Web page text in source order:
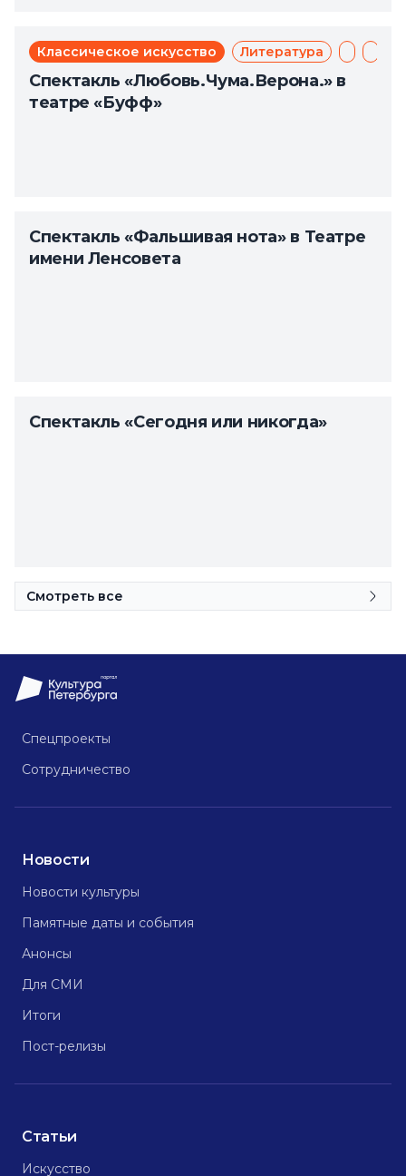
Классическое искусство Литература Мюзикл
Спектакль «Любовь.Чума.Верона.» в
театре «Буфф»
Спектакль «Фальшивая нота» в Театре
имени Ленсовета
Спектакль «Сегодня или никогда»
Смотреть все
Спецпроекты
Сотрудничество
Новости
Новости культуры
Памятные даты и события
Анонсы
Для СМИ
Итоги
Пост-релизы
Статьи
Искусство